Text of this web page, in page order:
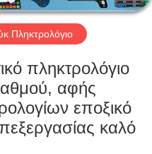
Πληκτρολόγιο
πληκτρολόγιο
αφής
εποξικό
καλό